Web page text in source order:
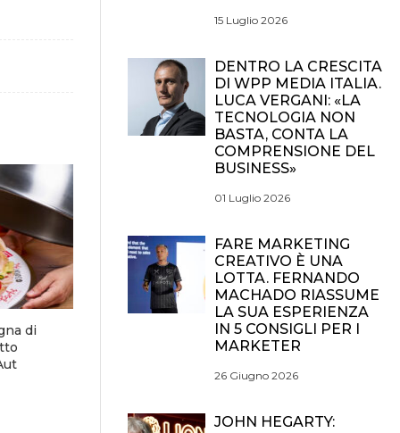
di
15 Luglio 2026
DENTRO LA CRESCITA
DI WPP MEDIA ITALIA.
LUCA VERGANI: «LA
TECNOLOGIA NON
BASTA, CONTA LA
COMPRENSIONE DEL
BUSINESS»
01 Luglio 2026
FARE MARKETING
CREATIVO È UNA
LOTTA. FERNANDO
MACHADO RIASSUME
LA SUA ESPERIENZA
IN 5 CONSIGLI PER I
MARKETER
26 Giugno 2026
JOHN HEGARTY: